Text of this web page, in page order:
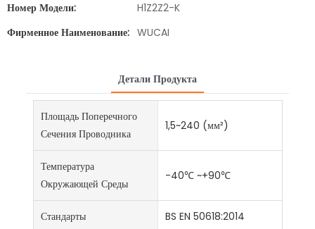
Номер Модели:
H1Z2Z2-K
Фирменное Наименование: WUCAI
Детали Продукта
Площадь Поперечного
Сечения Проводника
1,5~240 (мм²)
Температура
Окружающей Среды
-40℃ ~+90℃
Стандарты BS EN 50618:2014